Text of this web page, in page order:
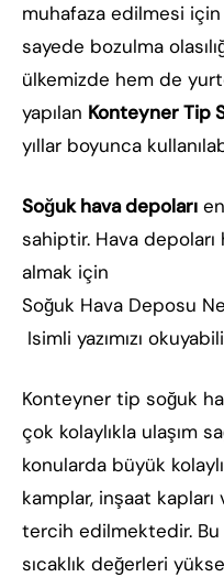
muhafaza edilmesi
sayede bozulma
ülkemizde hem de
yapılan Konteyner Tip
yıllar boyunca
Soğuk hava depoları
sahiptir. Hava depoları
almak için
Soğuk Hava Deposu
Isimli yazımızı
Konteyner tip soğuk
çok kolaylıkla ulaşım
konularda büyük
kamplar, inşaat
tercih edilmektedir. Bu
sıcaklık değerleri